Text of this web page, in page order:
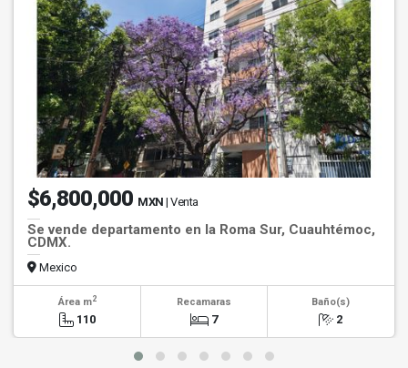
$6,800,000 MXN | Venta
Se vende departamento en la Roma Sur, Cuauhtémoc,
CDMX.
Mexico
Área m2
110
Recamaras
7
Baño(s)
2